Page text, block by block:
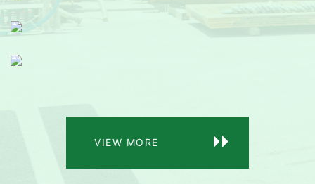
VIEW MORE